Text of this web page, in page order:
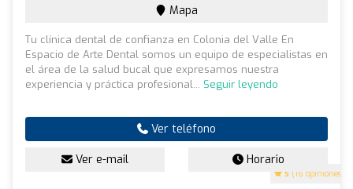
5 (16 opiniones)
Mapa
Tu clínica dental de confianza en Colonia del Valle En
Espacio de Arte Dental somos un equipo de especialistas en
el área de la salud bucal que expresamos nuestra
experiencia y práctica profesional... Seguir leyendo
Ver teléfono
Ver e-mail Horario